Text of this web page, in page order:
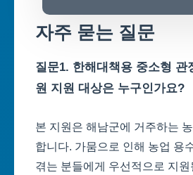
자주 묻는 질문
질문1. 한해대책용 중소형 관
원 지원 대상은 누구인가요?
본 지원은 해남군에 거주하는
합니다. 가뭄으로 인해 농업 용
겪는 분들에게 우선적으로 지